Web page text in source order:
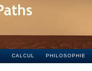
CALCUL PHILOSOPHIE